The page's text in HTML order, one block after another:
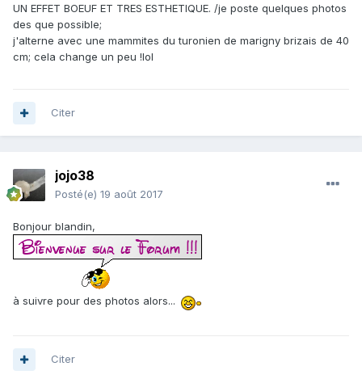
UN EFFET BOEUF ET TRES ESTHETIQUE. /je poste quelques photos
des que possible;
j'alterne avec une mammites du turonien de marigny brizais de 40
cm; cela change un peu !lol
Citer
jojo38
Posté(e) 19 août 2017
Bonjour blandin,
à suivre pour des photos alors...
Citer